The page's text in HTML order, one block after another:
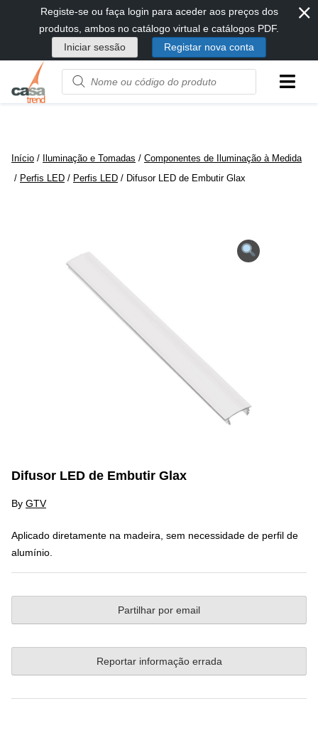
diretamente
conteúdo
Registe-se ou faça login para aceder aos preços dos
produtos, ambos no catálogo virtual e catálogos PDF.
Iniciar sessão
Registar nova conta
⨯
Product
name
Início / Iluminação e Tomadas / Componentes de Iluminação à Medida
/ Perfis LED / Perfis LED / Difusor LED de Embutir Glax
Difusor LED de Embutir Glax
By GTV
Aplicado diretamente na madeira, sem necessidade de perfil de
alumínio.
Partilhar por email
Reportar informação errada